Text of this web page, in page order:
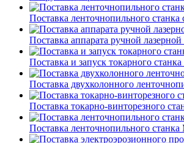
Поставка ленточнопильного станка
Поставка аппарата ручной
Поставка и запуск токарного
Поставка двухколонного
Поставка токарно-винторезного
Поставка ленточнопильного